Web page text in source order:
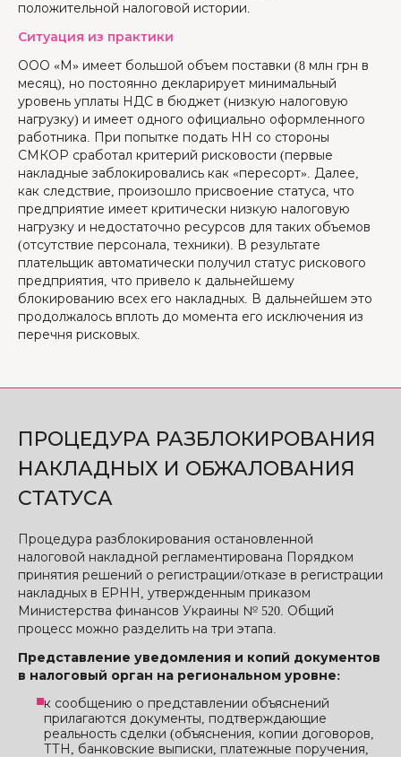
положительной налоговой истории.
Ситуация из практики
ООО «М» имеет большой объем поставки (8 млн грн в
месяц), но постоянно декларирует минимальный
уровень уплаты НДС в бюджет (низкую налоговую
нагрузку) и имеет одного официально оформленного
работника. При попытке подать НН со стороны
СМКОР сработал критерий рисковости (первые
накладные заблокировались как «пересорт». Далее,
как следствие, произошло присвоение статуса, что
предприятие имеет критически низкую налоговую
нагрузку и недостаточно ресурсов для таких объемов
(отсутствие персонала, техники). В результате
плательщик автоматически получил статус рискового
предприятия, что привело к дальнейшему
блокированию всех его накладных. В дальнейшем это
продолжалось вплоть до момента его исключения из
перечня рисковых.
ПРОЦЕДУРА РАЗБЛОКИРОВАНИЯ
НАКЛАДНЫХ И ОБЖАЛОВАНИЯ
СТАТУСА
Процедура разблокирования остановленной
налоговой накладной регламентирована Порядком
принятия решений о регистрации/отказе в регистрации
накладных в ЕРНН, утвержденным приказом
Министерства финансов Украины № 520. Общий
процесс можно разделить на три этапа.
Представление уведомления и копий документов
в налоговый орган на региональном уровне:
к сообщению о представлении объяснений
прилагаются документы, подтверждающие
реальность сделки (объяснения, копии договоров,
ТТН, банковские выписки, платежные поручения,